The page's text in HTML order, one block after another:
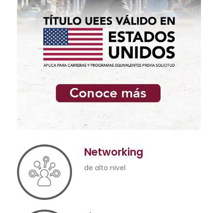
Networking
de alto nivel